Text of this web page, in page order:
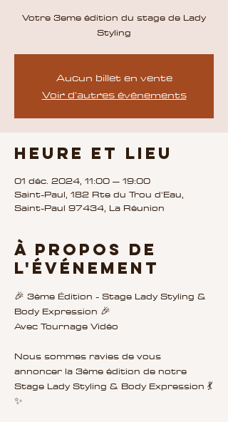
Votre 3eme édition du stage de Lady
Styling
Aucun billet en vente
Voir d'autres événements
Heure et lieu
01 déc. 2024, 11:00 – 19:00
Saint-Paul, 182 Rte du Trou d'Eau,
Saint-Paul 97434, La Réunion
À propos de
l'événement
🎉 3ème Édition - Stage Lady Styling &
Body Expression 🎉
Avec Tournage Vidéo
Nous sommes ravies de vous
annoncer la 3ème édition de notre
Stage Lady Styling & Body Expression 💃
✨